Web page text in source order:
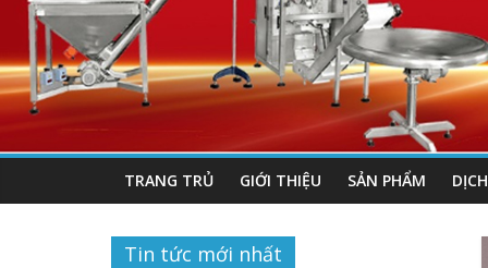
TRANG TRỦ GIỚI THIỆU SẢN PHẨM
Tin tức mới nhất